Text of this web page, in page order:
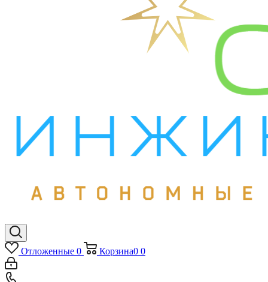
Отложенные 0 Корзина0 0